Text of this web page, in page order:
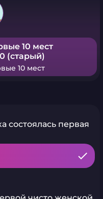
10 мест
(старый)
10 мест
состоялась первая